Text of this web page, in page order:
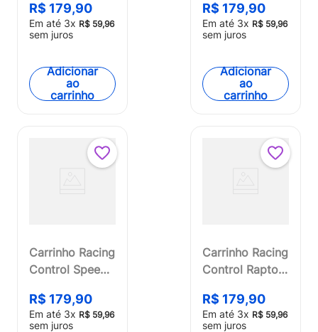
Mecanismo
Multikids -
R$ 179,90
Em até 3x R$ 59,96
sem juros
Adicionar
ao
carrinho
Amarelo
Multikids -
R$ 179,90
Em até 3x R$ 59,96
sem juros
Adicionar
ao
carrinho
Carrinho Racing
Control Speed
Multikids -
BR1142
R$ 179,90
Em até 3x R$ 59,96
sem juros
Carrinho Racing
Control Raptor
Multikids -
BR1336
R$ 179,90
Em até 3x R$ 59,96
sem juros